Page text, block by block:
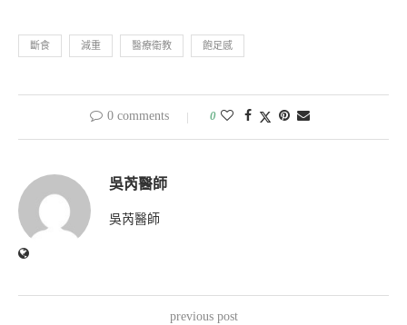
斷食 減重 醫療衛教 飽足感
0 comments 0
吳芮醫師
吳芮醫師
previous post